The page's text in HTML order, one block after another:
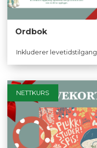
Ordbok
Inkluderer levetidstilgang
NETTKURS